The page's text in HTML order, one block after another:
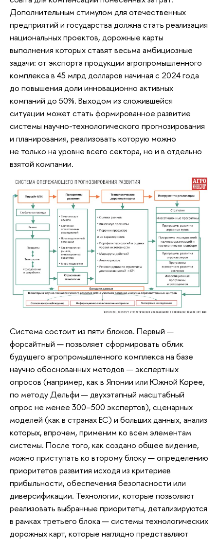
Дополнительным стимулом для отечественных
предприятий и государства должна стать реализация
национальных проектов, дорожные карты
выполнения которых ставят весьма амбициозные
задачи: от экспорта продукции агропромышленного
комплекса в 45 млрд долларов начиная с 2024 года
до повышения доли инновационно активных
компаний до 50%. Выходом из сложившейся
ситуации может стать формированное развитие
системы научно-технологического прогнозирования
и планирования, реализовать которую можно
не только на уровне всего сектора, но и в отдельно
взятой компании.
Система состоит из пяти блоков. Первый —
форсайтный — позволяет сформировать облик
будущего агропромышленного комплекса на базе
научно обоснованных методов — экспертных
опросов (например, как в Японии или Южной Корее,
по методу Дельфи — двухэтапный масштабный
опрос не менее 300–500 экспертов), сценарных
моделей (как в странах ЕС) и больших данных, анализ
которых, впрочем, применим ко всем элементам
системы. После того, как создано общее видение,
можно приступать ко второму блоку — определению
приоритетов развития исходя из критериев
прибыльности, обеспечения безопасности или
диверсификации. Технологии, которые позволяют
реализовать выбранные приоритеты, детализируются
в рамках третьего блока — системы технологических
дорожных карт, которые наглядно представляют